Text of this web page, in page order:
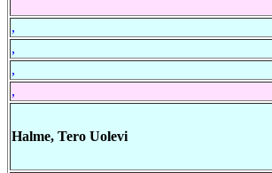
,
,
,
,
Halme, Tero Uolevi